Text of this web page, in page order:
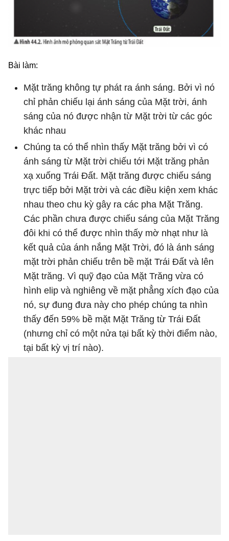
Bài làm:
Mặt trăng không tự phát ra ánh sáng. Bởi vì nó
chỉ phản chiếu lại ánh sáng của Mặt trời, ánh
sáng của nó được nhận từ Mặt trời từ các góc
khác nhau
Chúng ta có thể nhìn thấy Mặt trăng bởi vì có
ánh sáng từ Mặt trời chiếu tới Mặt trăng phản
xạ xuống Trái Đất. Mặt trăng được chiếu sáng
trực tiếp bởi Mặt trời và các điều kiện xem khác
nhau theo chu kỳ gây ra các pha Mặt Trăng.
Các phần chưa được chiếu sáng của Mặt Trăng
đôi khi có thể được nhìn thấy mờ nhạt như là
kết quả của ánh nắng Mặt Trời, đó là ánh sáng
mặt trời phản chiếu trên bề mặt Trái Đất và lên
Mặt trăng. Vì quỹ đạo của Mặt Trăng vừa có
hình elip và nghiêng về mặt phẳng xích đạo của
nó, sự đung đưa này cho phép chúng ta nhìn
thấy đến 59% bề mặt Mặt Trăng từ Trái Đất
(nhưng chỉ có một nửa tại bất kỳ thời điểm nào,
tại bất kỳ vị trí nào).